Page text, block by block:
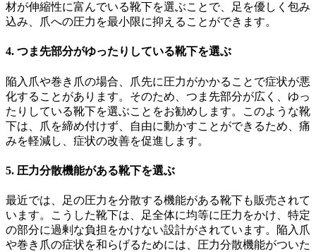
材が伸縮性に富んでいる靴下を選ぶことで、足を優しく包み
込み、爪への圧力を最小限に抑えることができます。
4. つま先部分がゆったりしている靴下を選ぶ
陥入爪や巻き爪の場合、爪先に圧力がかかることで症状が悪
化することがあります。そのため、つま先部分が広く、ゆっ
たりしている靴下を選ぶことをお勧めします。このような靴
下は、爪を締め付けず、自由に動かすことができるため、痛
みを軽減し、症状の改善を促進します。
5. 圧力分散機能がある靴下を選ぶ
最近では、足の圧力を分散する機能がある靴下も販売されて
います。こうした靴下は、足全体に均等に圧力をかけ、特定
の部分に過剰な負担をかけない設計がされています。陥入爪
や巻き爪の症状を和らげるためには、圧力分散機能がついた